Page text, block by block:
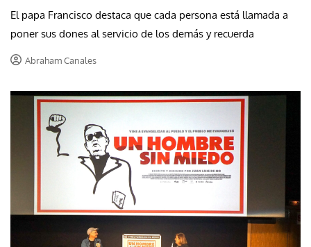
El papa Francisco destaca que cada persona está llamada a
poner sus dones al servicio de los demás y recuerda
Abraham Canales